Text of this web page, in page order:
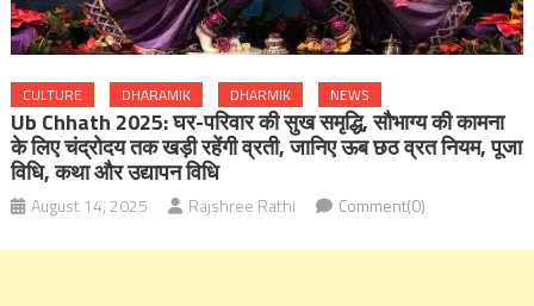
CULTURE DHARAMIK DHARMIK NEWS
Ub Chhath 2025: घर-परिवार की सुख समृद्धि, सौभाग्य की कामना
के लिए चंद्रोदय तक खड़ी रहेंगी व्रती, जानिए ऊब छठ व्रत नियम, पूजा
विधि, कथा और उद्यापन विधि
August 14, 2025 Rajshree Rathi Comment(0)